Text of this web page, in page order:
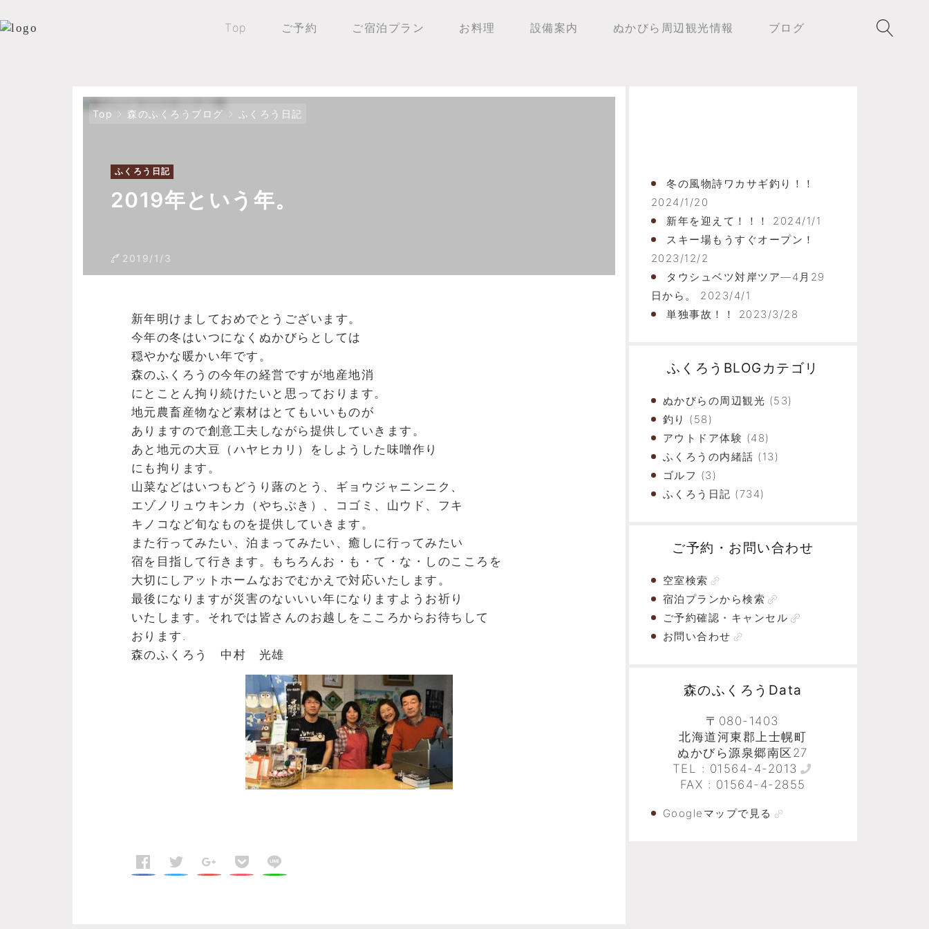
Top ご予約 ご宿泊プラン お料理 設備案内 ぬかびら周辺観光情報 ブログ
Top 森のふくろうブログ ふくろう日記
ふくろう日記
2019年という年。
2019/1/3
新年明けましておめでとうございます。
今年の冬はいつになくぬかびらとしては
穏やかな暖かい年です。
森のふくろうの今年の経営ですが地産地消
にとことん拘り続けたいと思っております。
地元農畜産物など素材はとてもいいものが
ありますので創意工夫しながら提供していきます。
あと地元の大豆（ハヤヒカリ）をしようした味噌作り
にも拘ります。
山菜などはいつもどうり蕗のとう、ギョウジャニンニク、
エゾノリュウキンカ（やちぶき）、コゴミ、山ウド、フキ
キノコなど旬なものを提供していきます。
また行ってみたい、泊まってみたい、癒しに行ってみたい
宿を目指して行きます。もちろんお・も・て・な・しのこころを
大切にしアットホームなおでむかえで対応いたします。
最後になりますが災害のないいい年になりますようお祈り
いたします。それでは皆さんのお越しをこころからお待ちして
おります.
森のふくろう 中村 光雄
冬の風物詩ワカサギ釣り！！
2024/1/20
新年を迎えて！！！
2024/1/1
スキー場もうすぐオープン！
2023/12/2
タウシュベツ対岸ツア―4月29
日から。
2023/4/1
単独事故！！
2023/3/28
ふくろうBLOGカテゴリ
ぬかびらの周辺観光 (53)
釣り (58)
アウトドア体験 (48)
ふくろうの内緒話 (13)
ゴルフ (3)
ふくろう日記 (734)
ご予約・お問い合わせ
空室検索
宿泊プランから検索
ご予約確認・キャンセル
お問い合わせ
森のふくろうData
〒080-1403
北海道河東郡上士幌町
ぬかびら源泉郷南区27
TEL : 01564-4-2013
FAX : 01564-4-2855
Googleマップで見る